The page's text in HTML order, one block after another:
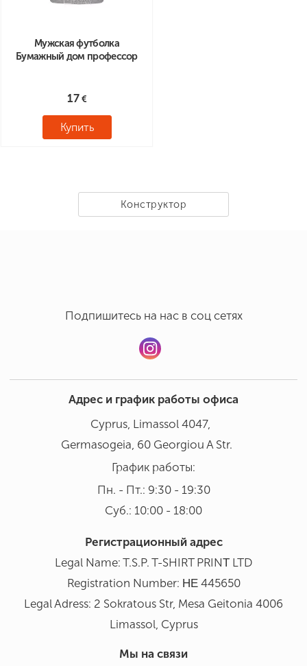
Мужская футболка
Бумажный дом профессор
17
Купить
Конструктор
Подпишитесь на нас в соц сетях
Адрес и график работы офиса
Cyprus, Limassol 4047,
Germasogeia, 60 Georgiou A Str.
График работы:
Пн. - Пт.: 9:30 - 19:30
Суб.: 10:00 - 18:00
Регистрационный адрес
Legal Name: T.S.P. T-SHIRT PRINΤ LTD
Registration Number: ΗΕ 445650
Legal Adress: 2 Sokratous Str, Mesa Geitonia 4006
Limassol, Cyprus
Мы на связи